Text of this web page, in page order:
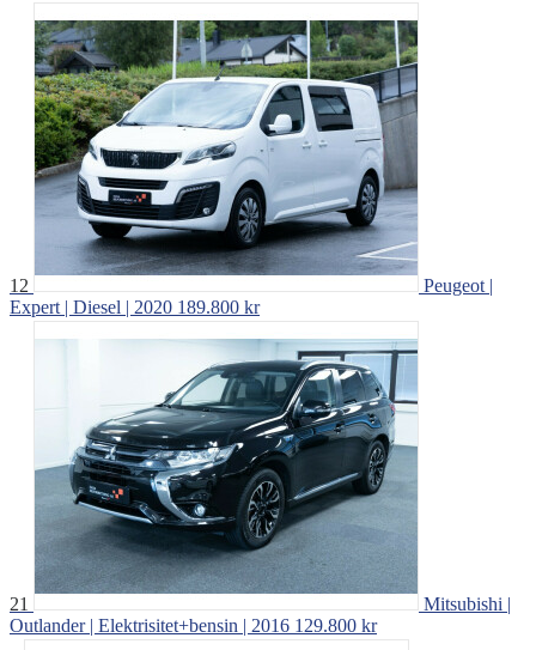
12
Peugeot |
Expert | Diesel | 2020 189.800 kr
21
Mitsubishi |
Outlander | Elektrisitet+bensin | 2016 129.800 kr